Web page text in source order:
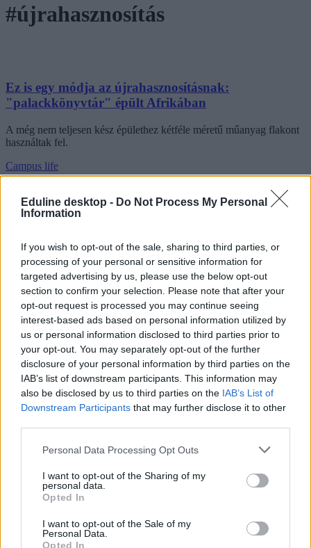
Eduline desktop - Do Not Process My Personal
Information
If you wish to opt-out of the sale, sharing to third parties, or
processing of your personal or sensitive information for
targeted advertising by us, please use the below opt-out
section to confirm your selection. Please note that after your
opt-out request is processed you may continue seeing
interest-based ads based on personal information utilized by
us or personal information disclosed to third parties prior to
your opt-out. You may separately opt-out of the further
disclosure of your personal information by third parties on the
IAB’s list of downstream participants. This information may
also be disclosed by us to third parties on the IAB’s List of
Downstream Participants that may further disclose it to other
Personal Data Processing Opt Outs
I want to opt-out of the Sharing of my
personal data.
Opted In
I want to opt-out of the Sale of my
Personal Data.
Opted In
#újrahasznosítás
Ez is egy módja az újrahasznosításnak:
"palackkönyvtár" épült Afrikában
A még nem teljesen kész épülethez kétféle méretű műanyag flakont
használtak fel.
Campus life
Eduline/MTI
Még csak hétéves, de már zseniális ötlettel rukkolt
elő: bankot nyitott gyerekeknek
Bankot alapított egy perui kisfiú annak érdekében, hogy minél több
gyerek gyűjthessen magának pénzt. Jose Adolfo Quisocala Condori
hétéves volt, amikor nekivágott a vállalkozásnak, azóta pedig már
több mint kétezer ügyfele van szerte az országból.
Közoktatás
Eduline